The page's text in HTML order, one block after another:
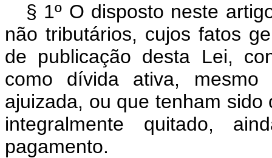
§ 1º O disposto neste
não tributários, cujos fatos
de publicação desta Lei,
como dívida ativa,
ajuizada, ou que tenham
integralmente quitado,
pagamento.